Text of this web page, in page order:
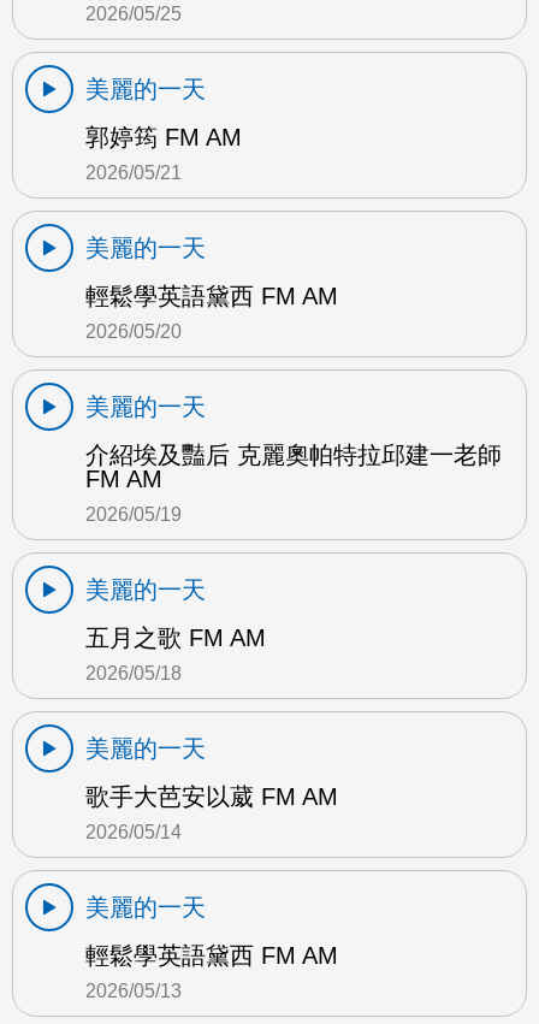
2026/05/25
美麗的一天
郭婷筠 FM AM
2026/05/21
美麗的一天
輕鬆學英語黛西 FM AM
2026/05/20
美麗的一天
介紹埃及豔后 克麗奧帕特拉邱建一老師
FM AM
2026/05/19
美麗的一天
五月之歌 FM AM
2026/05/18
美麗的一天
歌手大芭安以葳 FM AM
2026/05/14
美麗的一天
輕鬆學英語黛西 FM AM
2026/05/13